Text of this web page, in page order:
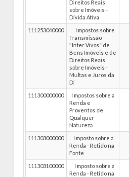
Direitos Reais
sobre Imóveis -
Dívida Ativa
111253040000
Impostos sobre
Transmissão
"Inter Vivos" de
Bens Imóveis e de
Direitos Reais
sobre Imóveis -
Multas e Juros da
Dí
111300000000
Impostos sobre a
Renda e
Proventos de
Qualquer
Natureza
111303000000
Imposto sobre a
Renda - Retido na
Fonte
111303100000
Imposto sobre a
Renda - Retido na